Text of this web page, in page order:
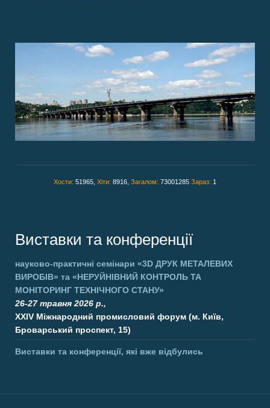
Хости: 51965, Хіти: 8916, Загалом: 73001285 Зараз: 1
Виставки та конференції
науково-практичні семінари «3D ДРУК МЕТАЛЕВИХ
ВИРОБІВ» та «НЕРУЙНІВНИЙ КОНТРОЛЬ ТА
МОНІТОРИНГ ТЕХНІЧНОГО СТАНУ»
26-27 травня 2026 р.,
XXIV Міжнародний промисловий форум (м. Київ,
Броварський проспект, 15)
Виставки та конференції, які вже відбулись